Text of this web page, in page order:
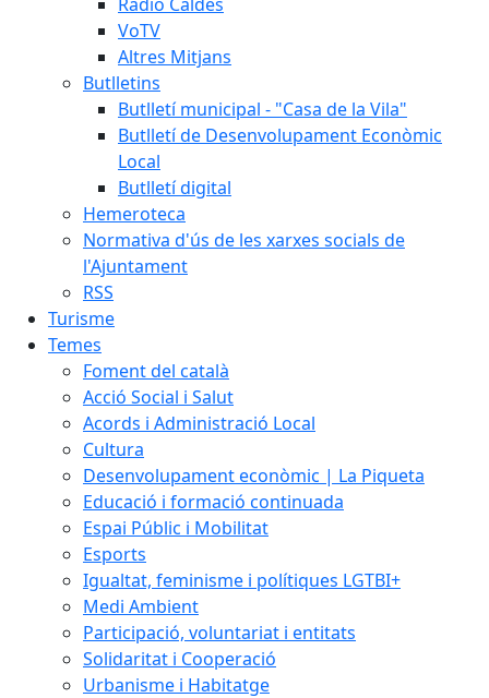
VoTV
Altres Mitjans
Butlletins
Butlletí municipal - "Casa de la Vila"
Butlletí de Desenvolupament Econòmic
Local
Butlletí digital
Hemeroteca
Normativa d'ús de les xarxes socials de
l'Ajuntament
RSS
Turisme
Temes
Foment del català
Acció Social i Salut
Acords i Administració Local
Cultura
Desenvolupament econòmic | La Piqueta
Educació i formació continuada
Espai Públic i Mobilitat
Esports
Igualtat, feminisme i polítiques LGTBI+
Medi Ambient
Participació, voluntariat i entitats
Solidaritat i Cooperació
Urbanisme i Habitatge